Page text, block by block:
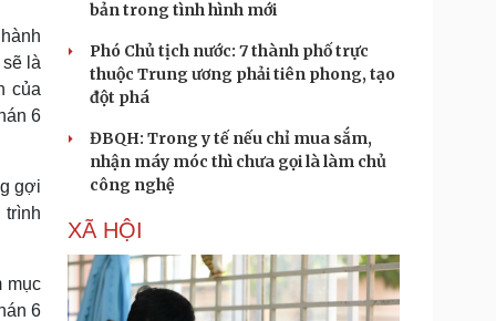
là
của
6
gợi
trình
mục
6
bản trong tình hình mới
Phó Chủ tịch nước: 7 thành phố trực
thuộc Trung ương phải tiên phong, tạo
đột phá
ĐBQH: Trong y tế nếu chỉ mua sắm,
nhận máy móc thì chưa gọi là làm chủ
công nghệ
XÃ HỘI